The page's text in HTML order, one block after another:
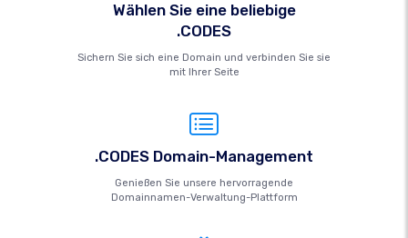
Wählen Sie eine beliebige
.CODES
Sichern Sie sich eine Domain und verbinden Sie sie
mit Ihrer Seite
.CODES Domain-Management
Genießen Sie unsere hervorragende
Domainnamen-Verwaltung-Plattform